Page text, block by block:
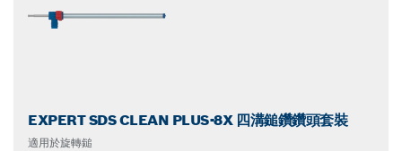
EXPERT SDS CLEAN PLUS-8X 四溝鎚鑽鑽頭套裝
適用於旋轉鎚